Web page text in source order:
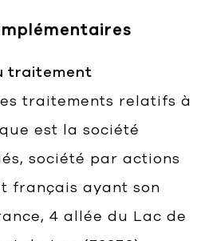
traitement
traitements relatifs à
est la société
société par actions
français ayant son
4 allée du Lac de